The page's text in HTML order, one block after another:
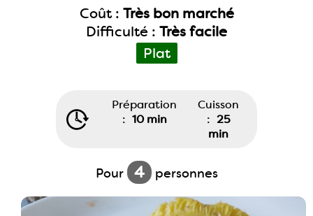
Coût : Très bon marché
Difficulté : Très facile
Plat
Préparation
: 10 min
Cuisson
: 25
min
Pour 4 personnes